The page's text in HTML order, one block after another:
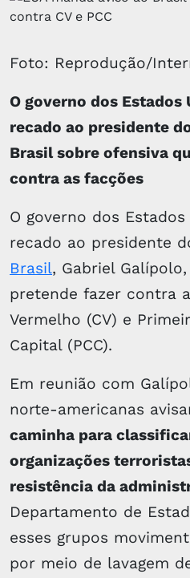
Foto: Reprodução/
O governo dos Estados
recado ao presidente
Brasil sobre ofensiva
contra as facções
O governo dos
recado ao presidente
Brasil, Gabriel
pretende fazer contra
Vermelho (CV) e
Capital (PCC).
Em reunião com
norte-americanas
caminha para
organizações
resistência da
Departamento de
esses grupos
por meio de lavagem